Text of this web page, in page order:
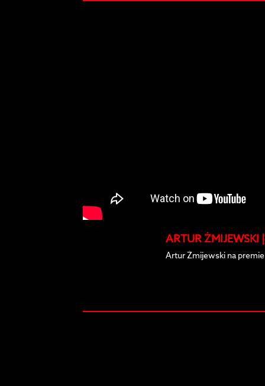
ARTUR ŻMIJEWSKI
Artur Żmijewski na